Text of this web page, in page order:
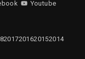
Youtube
2017201620152014